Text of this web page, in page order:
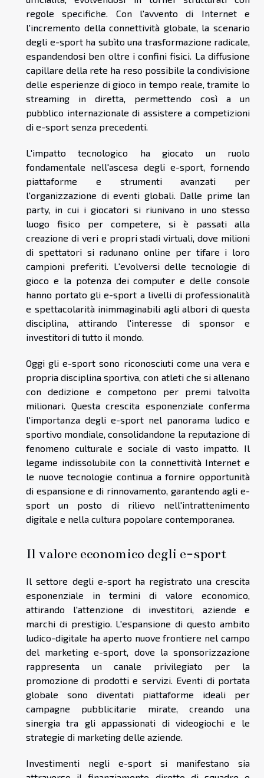
regole specifiche. Con l'avvento di Internet e
l'incremento della connettività globale, la scenario
degli e-sport ha subìto una trasformazione radicale,
espandendosi ben oltre i confini fisici. La diffusione
capillare della rete ha reso possibile la condivisione
delle esperienze di gioco in tempo reale, tramite lo
streaming in diretta, permettendo così a un
pubblico internazionale di assistere a competizioni
di e-sport senza precedenti.
L'impatto tecnologico ha giocato un ruolo
fondamentale nell'ascesa degli e-sport, fornendo
piattaforme e strumenti avanzati per
l'organizzazione di eventi globali. Dalle prime lan
party, in cui i giocatori si riunivano in uno stesso
luogo fisico per competere, si è passati alla
creazione di veri e propri stadi virtuali, dove milioni
di spettatori si radunano online per tifare i loro
campioni preferiti. L'evolversi delle tecnologie di
gioco e la potenza dei computer e delle console
hanno portato gli e-sport a livelli di professionalità
e spettacolarità inimmaginabili agli albori di questa
disciplina, attirando l'interesse di sponsor e
investitori di tutto il mondo.
Oggi gli e-sport sono riconosciuti come una vera e
propria disciplina sportiva, con atleti che si allenano
con dedizione e competono per premi talvolta
milionari. Questa crescita esponenziale conferma
l'importanza degli e-sport nel panorama ludico e
sportivo mondiale, consolidandone la reputazione di
fenomeno culturale e sociale di vasto impatto. Il
legame indissolubile con la connettività Internet e
le nuove tecnologie continua a fornire opportunità
di espansione e di rinnovamento, garantendo agli e-
sport un posto di rilievo nell'intrattenimento
digitale e nella cultura popolare contemporanea.
Il valore economico degli e-sport
Il settore degli e-sport ha registrato una crescita
esponenziale in termini di valore economico,
attirando l'attenzione di investitori, aziende e
marchi di prestigio. L'espansione di questo ambito
ludico-digitale ha aperto nuove frontiere nel campo
del marketing e-sport, dove la sponsorizzazione
rappresenta un canale privilegiato per la
promozione di prodotti e servizi. Eventi di portata
globale sono diventati piattaforme ideali per
campagne pubblicitarie mirate, creando una
sinergia tra gli appassionati di videogiochi e le
strategie di marketing delle aziende.
Investimenti negli e-sport si manifestano sia